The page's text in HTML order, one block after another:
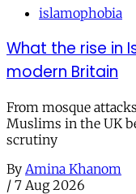
islamophobia
What the rise in
modern Britain
From mosque
Muslims in the UK
scrutiny
By Amina Khanom
/ 7 Aug 2026